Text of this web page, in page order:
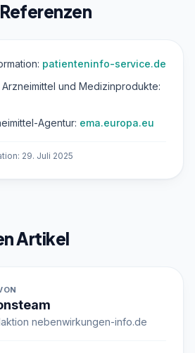
patienteninfo-service.de
und Medizinprodukte:
Agentur: ema.europa.eu
29. Juli 2025
Artikel
nebenwirkungen-info.de